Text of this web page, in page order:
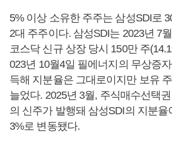
5% 이상 소유한 주주는 삼성SDI로
2대 주주이다. 삼성SDI는 2023년 7
코스닥 신규 상장 당시 150만 주
023년 10월4일 필에너지의 무상증
득해 지분율은 그대로이지만 보유
늘었다. 2025년 3월, 주식매수선택
의 신주가 발행돼 삼성SDI의 지분율
3%로 변동됐다.